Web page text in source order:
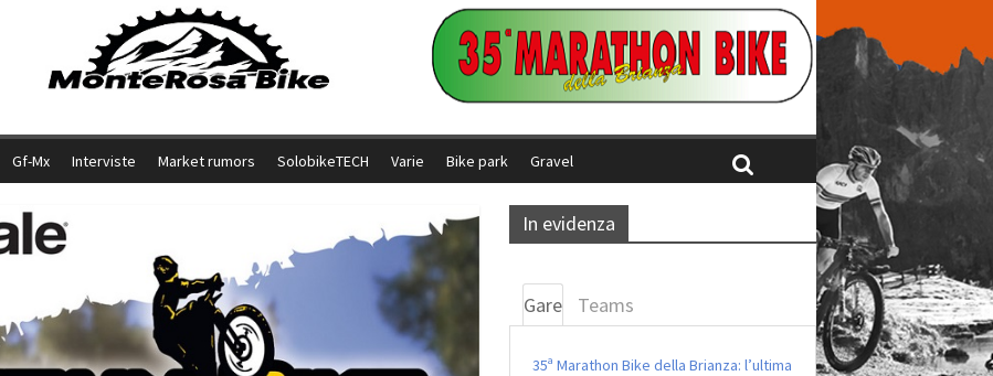
Gf-Mx Interviste Market rumors SolobikeTECH Varie Bike park Gravel
In evidenza
Gare Teams
35ª Marathon Bike della Brianza: l’ultima